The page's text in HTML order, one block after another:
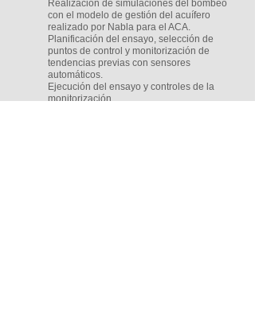
Realización de simulaciones del bombeo
con el modelo de gestión del acuífero
realizado por Nabla para el ACA.
Planificación del ensayo, selección de
puntos de control y monitorización de
tendencias previas con sensores
automáticos.
Ejecución del ensayo y controles de la
monitorización.